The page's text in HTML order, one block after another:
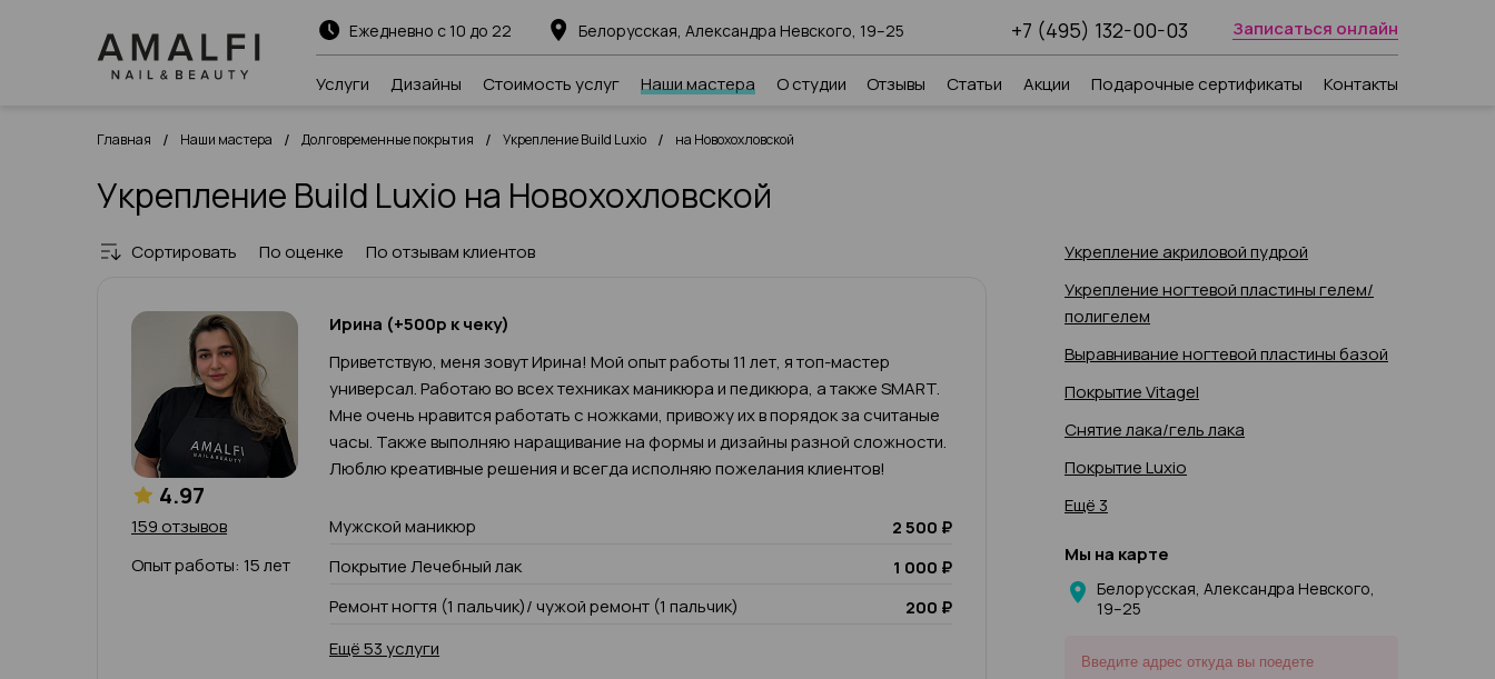
Ежедневно с 10 до 22 Белорусская, Александра Невского, 19–25 +7 (495) 132-00-03 Записаться онлайн
Услуги Дизайны Стоимость услуг Наши мастера О студии Отзывы Статьи Акции Подарочные сертификаты Контакты
Главная / Наши мастера / Долговременные покрытия / Укрепление Build Luxio / на Новохохловской
Укрепление Build Luxio на Новохохловской
Сортировать По оценке По отзывам клиентов
4.97
159 отзывов
Опыт работы: 15 лет
Ирина (+500р к чеку)
Приветствую, меня зовут Ирина! Мой опыт работы 11 лет, я топ-мастер
универсал. Работаю во всех техниках маникюра и педикюра, а также SMART.
Мне очень нравится работать с ножками, привожу их в порядок за считаные
часы. Также выполняю наращивание на формы и дизайны разной сложности.
Люблю креативные решения и всегда исполняю пожелания клиентов!
Мужской маникюр
2 500 ₽
Покрытие Лечебный лак
1 000 ₽
Ремонт ногтя (1 пальчик)/ чужой ремонт (1 пальчик)
200 ₽
Ещё 53 услуги
Укрепление акриловой пудрой
Укрепление ногтевой пластины гелем/
полигелем
Выравнивание ногтевой пластины базой
Покрытие Vitagel
Снятие лака/гель лака
Покрытие Luxio
Ещё 3
Мы на карте
Белорусская, Александра Невского,
19–25